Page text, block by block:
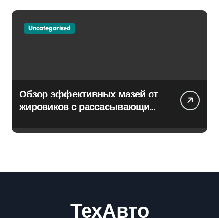
Uncategorised
Обзор эффективных мазей от
жировиков с рассасывающим
ТехАвто